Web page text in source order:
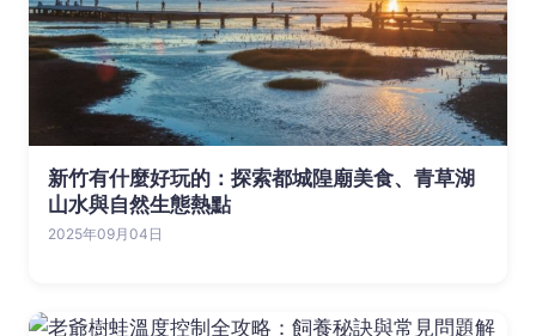
新竹有什麼好玩的：探索都城隍廟美食、青草湖
山水與自然生態熱點
2025年09月04日